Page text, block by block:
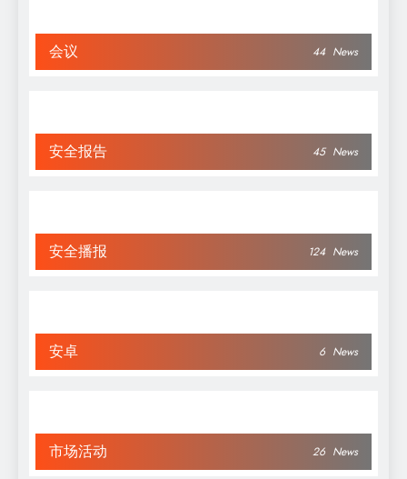
会议 44 News
安全报告 45 News
安全播报 124 News
安卓 6 News
市场活动 26 News